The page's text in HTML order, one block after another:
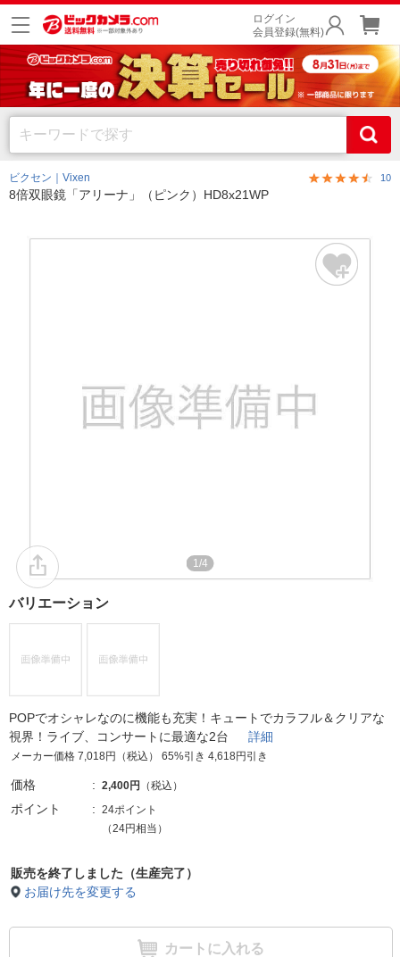
ログイン
会員登録(無料)
ビクセン｜Vixen 10
8倍双眼鏡「アリーナ」（ピンク）HD8x21WP
1/4
バリエーション
POPでオシャレなのに機能も充実！キュートでカラフル＆クリアな
視界！ライブ、コンサートに最適な2台 詳細
メーカー価格 7,018円（税込） 65%引き 4,618円引き
価格 2,400円 （税込）
ポイント
24ポイント
（24円相当）
販売を終了しました（生産完了）
お届け先を変更する
カートに入れる